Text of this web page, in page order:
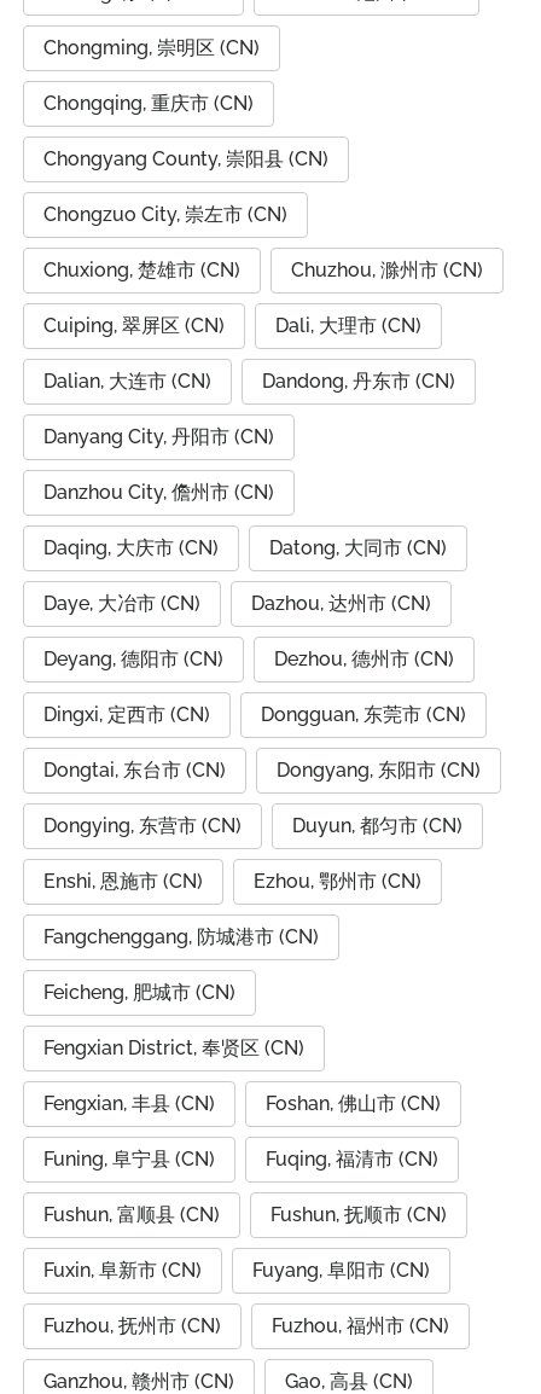
Chongming, 崇明区 (CN)
Chongqing, 重庆市 (CN)
Chongyang County, 崇阳县 (CN)
Chongzuo City, 崇左市 (CN)
Chuxiong, 楚雄市 (CN) Chuzhou, 滁州市 (CN)
Cuiping, 翠屏区 (CN) Dali, 大理市 (CN)
Dalian, 大连市 (CN) Dandong, 丹东市 (CN)
Danyang City, 丹阳市 (CN)
Danzhou City, 儋州市 (CN)
Daqing, 大庆市 (CN) Datong, 大同市 (CN)
Daye, 大冶市 (CN) Dazhou, 达州市 (CN)
Deyang, 德阳市 (CN) Dezhou, 德州市 (CN)
Dingxi, 定西市 (CN) Dongguan, 东莞市 (CN)
Dongtai, 东台市 (CN) Dongyang, 东阳市 (CN)
Dongying, 东营市 (CN) Duyun, 都匀市 (CN)
Enshi, 恩施市 (CN) Ezhou, 鄂州市 (CN)
Fangchenggang, 防城港市 (CN)
Feicheng, 肥城市 (CN)
Fengxian District, 奉贤区 (CN)
Fengxian, 丰县 (CN) Foshan, 佛山市 (CN)
Funing, 阜宁县 (CN) Fuqing, 福清市 (CN)
Fushun, 富顺县 (CN) Fushun, 抚顺市 (CN)
Fuxin, 阜新市 (CN) Fuyang, 阜阳市 (CN)
Fuzhou, 抚州市 (CN) Fuzhou, 福州市 (CN)
Ganzhou, 赣州市 (CN) Gao, 高县 (CN)